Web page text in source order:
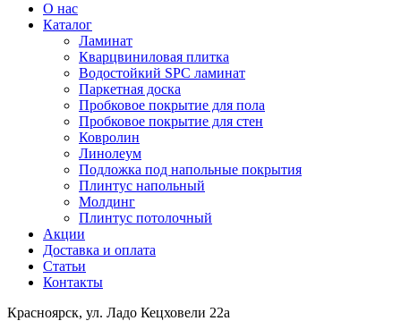
О нас
Каталог
Ламинат
Кварцвиниловая плитка
Водостойкий SPC ламинат
Паркетная доска
Пробковое покрытие для пола
Пробковое покрытие для стен
Ковролин
Линолеум
Подложка под напольные покрытия
Плинтус напольный
Молдинг
Плинтус потолочный
Акции
Доставка и оплата
Cтатьи
Контакты
Красноярск, ул. Ладо Кецховели 22а